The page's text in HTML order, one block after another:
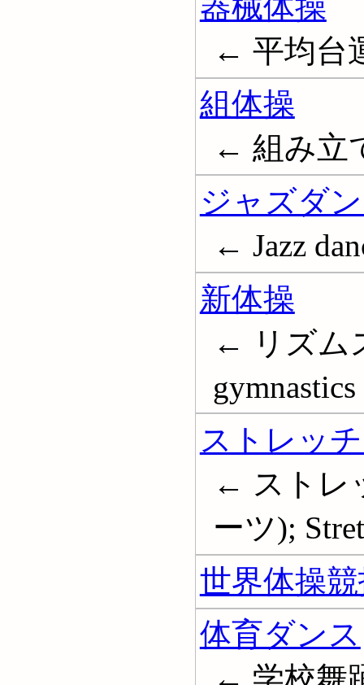
← 平均台
組体操
← 組み立
ジャズダ
← Jazz
新体操
← リズム
gymnastics
ストレッ
← ストレ
ーツ);
世界体操
体育ダンス